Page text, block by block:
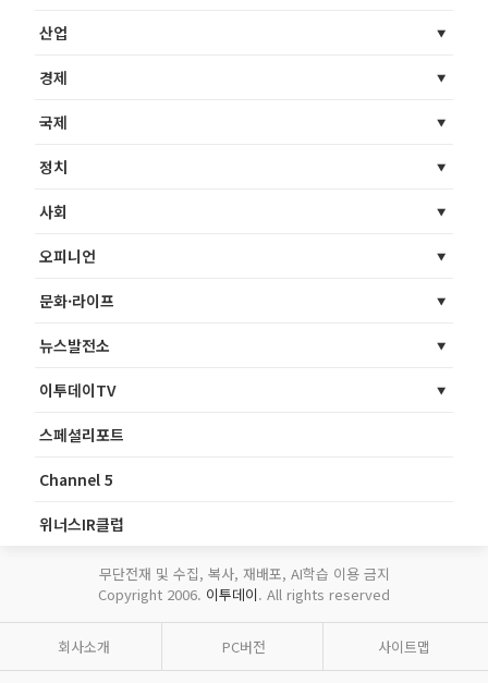
산업
경제
국제
정치
사회
오피니언
문화·라이프
뉴스발전소
이투데이TV
스페셜리포트
Channel 5
위너스IR클럽
무단전재 및 수집, 복사, 재배포, AI학습 이용 금지
Copyright 2006. 이투데이. All rights reserved
회사소개 PC버전 사이트맵